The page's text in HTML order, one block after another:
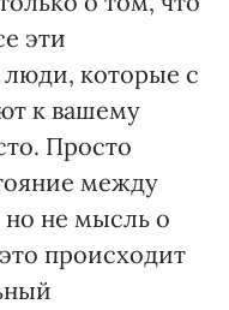
эти
которые с
к вашему
Просто
между
не мысль о
происходит